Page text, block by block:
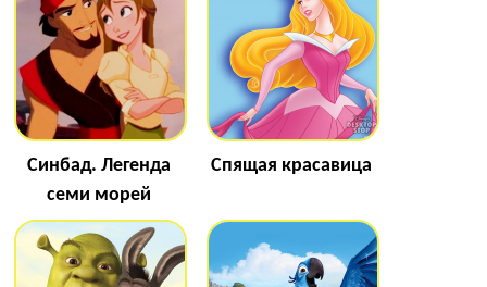
Синбад. Легенда
семи морей
Спящая красавица